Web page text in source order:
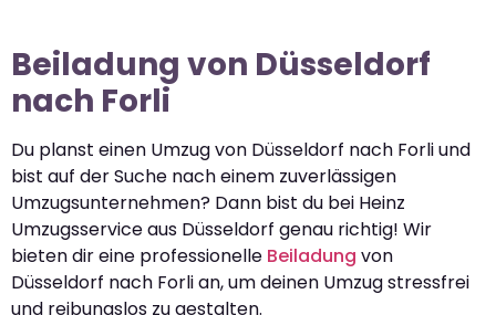
Beiladung von Düsseldorf
nach Forli
Du planst einen Umzug von Düsseldorf nach Forli und
bist auf der Suche nach einem zuverlässigen
Umzugsunternehmen? Dann bist du bei Heinz
Umzugsservice aus Düsseldorf genau richtig! Wir
bieten dir eine professionelle Beiladung von
Düsseldorf nach Forli an, um deinen Umzug stressfrei
und reibungslos zu gestalten.